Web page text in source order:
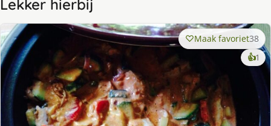
Lekker hierbij
Maak favoriet38
👍1